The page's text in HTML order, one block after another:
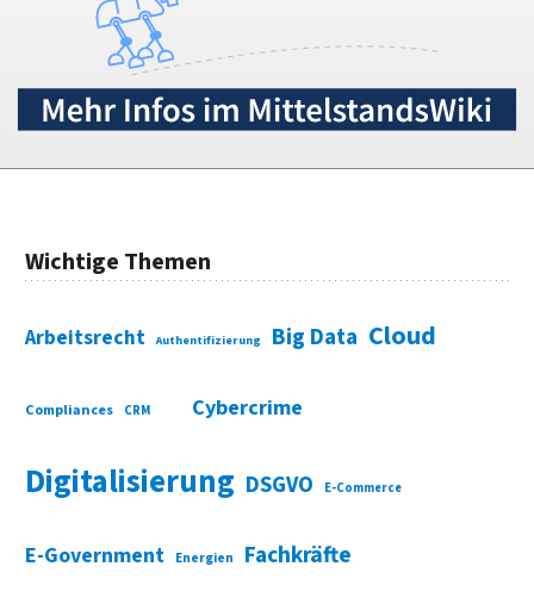
Wichtige Themen
Arbeitsrecht Authentifizierung Big Data Cloud
Compliances CRM Cybercrime
Digitalisierung DSGVO E-Commerce
E-Government Energien Fachkräfte